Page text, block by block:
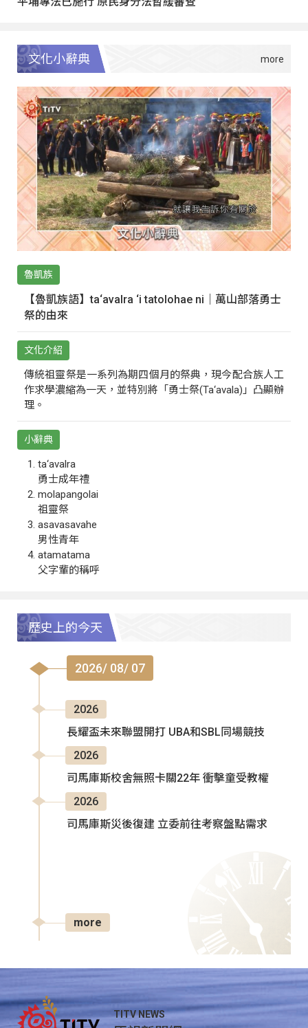
文化小辭典
魯凱族
【魯凱族語】ta‘avalra ‘i tatolohae ni｜萬山部落勇士
祭的由來
文化介紹
傳統祖靈祭是一系列為期四個月的祭典，現今配合族人工
作求學濃縮為一天，並特別將「勇士祭(Ta‘avala)」凸顯辦
理。
小辭典
ta‘avalra
勇士成年禮
molapangolai
祖靈祭
asavasavahe
男性青年
atamatama
父字輩的稱呼
歷史上的今天
2026/ 08/ 07
2026
長耀盃未來聯盟開打 UBA和SBL同場競技
2026
司馬庫斯校舍無照卡關22年 衝擊童受教權
2026
司馬庫斯災後復建 立委前往考察盤點需求
more
TITV NEWS